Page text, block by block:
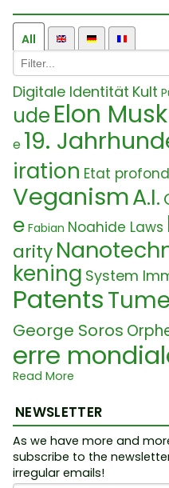
All
Digitale Identität Kult
ude Elon Musk
e 19.
iration Etat profond
VeganismA.I.
e Fabian Noahide Laws
arity
kening System
Patents
George Soros
erre
hine5G
aDroit
am 1Vague
Read More
NEWSLETTER
As we have more and
subscribe to the
irregular emails!